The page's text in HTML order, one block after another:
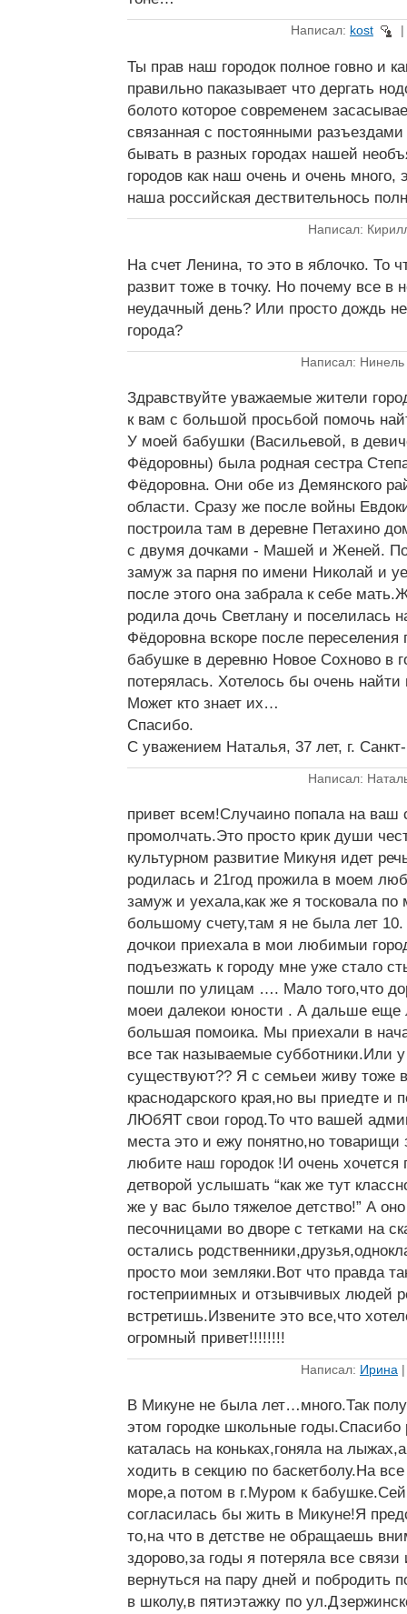
Написал: kost |
Ты прав наш городок полное говно и
правильно паказывает что дергать
болото которое современем
связанная с постоянными
бывать в разных городах нашей
городов как наш очень и очень много,
наша российская дествительнось
Написал:
На счет Ленина, то это в яблочко. То
развит тоже в точку. Но почему все в
неудачный день? Или просто дождь
города?
Написал:
Здравствуйте уважаемые жители
к вам с большой просьбой помочь
У моей бабушки (Васильевой, в
Фёдоровны) была родная сестра
Фёдоровна. Они обе из Демянского
области. Сразу же после войны
построила там в деревне Петахино
с двумя дочками - Машей и Женей.
замуж за парня по имени Николай и
после этого она забрала к себе
родила дочь Светлану и поселилась
Фёдоровна вскоре после
бабушке в деревню Новое Сохново в
потерялась. Хотелось бы очень
Может кто знает их…
Спасибо.
С уважением Наталья, 37 лет, г.
Написал:
привет всем!Случаино попала на ваш
промолчать.Это просто крик души
культурном развитие Микуня идет
родилась и 21год прожила в моем
замуж и уехала,как же я тосковала по
большому счету,там я не была лет 10.
дочкои приехала в мои любимыи
подъезжать к городу мне уже стало
пошли по улицам …. Мало того,что
моеи далекои юности . А дальше еще
большая помоика. Мы приехали в
все так называемые субботники.Или
существуют?? Я с семьеи живу тоже
краснодарского края,но вы приедте и
ЛЮбЯТ свои город.То что вашей
места это и ежу понятно,но товарищи
любите наш городок !И очень хочется
детворой услышать “как же тут
же у вас было тяжелое детство!” А
песочницами во дворе с тетками на
остались
просто мои земляки.Вот что правда
гостеприимных и отзывчивых людей
встретишь.Извените это все,что
огромный привет!!!!!!!!
Написал: Ирина
В Микуне не была лет…много.Так
этом городке школьные
каталась на коньках,гоняла на
ходить в секцию по баскетболу.На
море,а потом в г.Муром к
согласилась бы жить в Микуне!Я
то,на что в детстве не обращаешь
здорово,за годы я потеряла все связи
вернуться на пару дней и побродить
в школу,в пятиэтажку по